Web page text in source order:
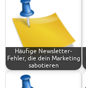
Häufige Newsletter-
Fehler, die dein Marketing
sabotieren